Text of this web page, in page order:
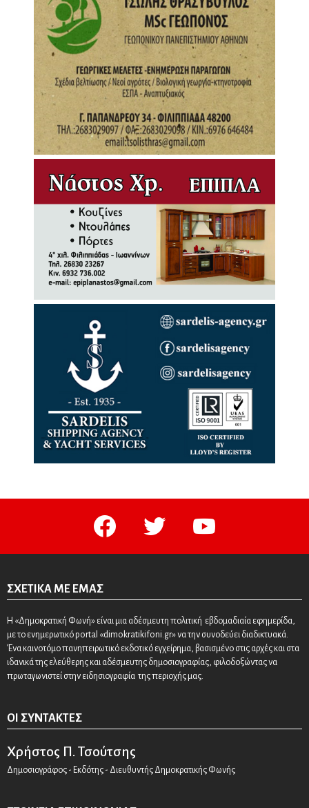
facebook twitter
ΣΧΕΤΙΚΆ ΜΕ ΕΜΆΣ
Η «Δημοκρατική Φωνή» είναι μια αδέσμευτη πολιτική εβδομαδιαία εφημερίδα,
με το ενημερωτικό portal «dimokratikifoni.gr» να την συνοδεύει διαδικτυακά.
Ένα καινοτόμο πανηπειρωτικό εκδοτικό εγχείρημα, βασισμένο στις αρχές και στα
ιδανικά της ελεύθερης και αδέσμευτης δημοσιογραφίας, φιλοδοξώντας να
πρωταγωνιστεί στην ειδησιογραφία της περιοχής μας.
ΟΙ ΣΥΝΤΆΚΤΕΣ
Χρήστος Π. Τσούτσης
Δημοσιογράφος - Εκδότης - Διευθυντής Δημοκρατικής Φωνής